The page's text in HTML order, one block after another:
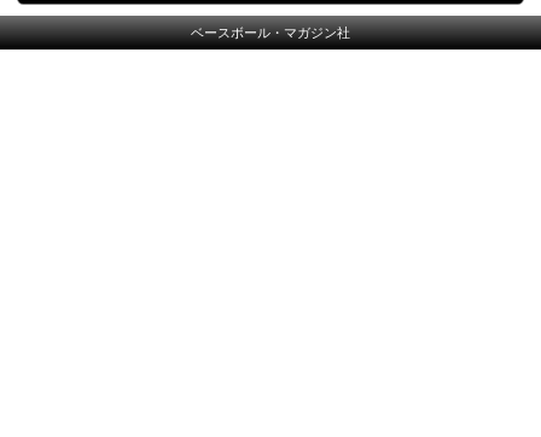
ベースボール・マガジン社